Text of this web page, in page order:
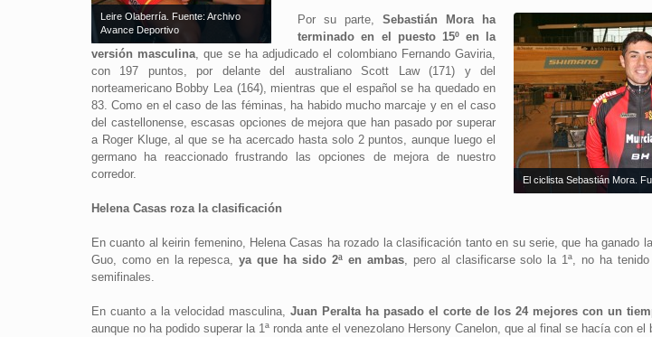
Leire Olaberría. Fuente: Archivo
Avance Deportivo
El ciclista Sebastián Mora.
Por su parte,Sebastián Mora ha
terminado en el puesto 15º en la
versión masculina, que se ha adjudicado el colombiano Fernando Gaviria,
con 197 puntos, por delante del australiano Scott Law (171) y del
norteamericano Bobby Lea (164), mientras que el español se ha quedado en
83. Como en el caso de las féminas, ha habido mucho marcaje y en el caso
del castellonense, escasas opciones de mejora que han pasado por superar
a Roger Kluge, al que se ha acercado hasta solo 2 puntos, aunque luego el
germano ha reaccionado frustrando las opciones de mejora de nuestro
corredor.
Helena Casas roza la clasificación
En cuanto al keirin femenino, Helena Casas ha rozado la clasificación tanto en su serie, que ha ganado
Guo, como en la repesca,ya que ha sido 2ª en ambas, pero al clasificarse solo la 1ª, no ha
semifinales.
En cuanto a la velocidad masculina, Juan Peralta ha pasado el corte de los 24 mejores con un
aunque no ha podido superar la 1ª ronda ante el venezolano Hersony Canelon, que al final se hacía con el